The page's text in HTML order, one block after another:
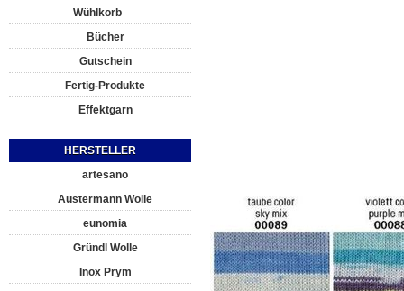
Wühlkorb
Bücher
Gutschein
Fertig-Produkte
Effektgarn
HERSTELLER
artesano
Austermann Wolle
eunomia
Gründl Wolle
Inox Prym